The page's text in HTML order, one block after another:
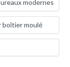
modernes
boîtier moulé